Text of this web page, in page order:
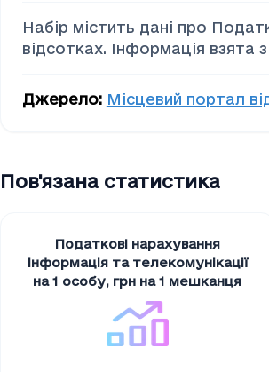
Набір містить дані про
відсотках. Інформація взята
Джерело: Місцевий портал
Пов'язана статистика
Податкові нарахування
Iнформацiя та телекомунiкацiї
на 1 особу, грн на 1 мешканця